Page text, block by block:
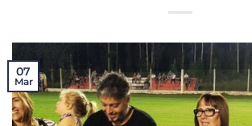
07
Mar